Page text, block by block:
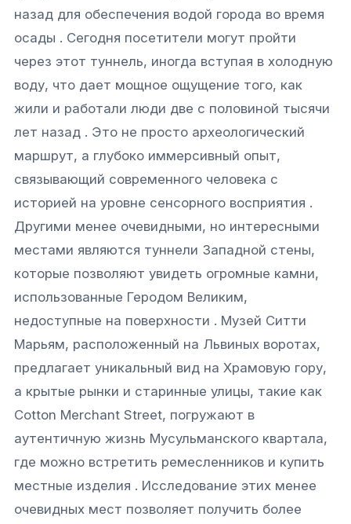
назад для обеспечения водой города во время
осады . Сегодня посетители могут пройти
через этот туннель, иногда вступая в холодную
воду, что дает мощное ощущение того, как
жили и работали люди две с половиной тысячи
лет назад . Это не просто археологический
маршрут, а глубоко иммерсивный опыт,
связывающий современного человека с
историей на уровне сенсорного восприятия .
Другими менее очевидными, но интересными
местами являются туннели Западной стены,
которые позволяют увидеть огромные камни,
использованные Геродом Великим,
недоступные на поверхности . Музей Ситти
Марьям, расположенный на Львиных воротах,
предлагает уникальный вид на Храмовую гору,
а крытые рынки и старинные улицы, такие как
Cotton Merchant Street, погружают в
аутентичную жизнь Мусульманского квартала,
где можно встретить ремесленников и купить
местные изделия . Исследование этих менее
очевидных мест позволяет получить более